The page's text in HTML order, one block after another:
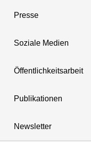
Presse
Soziale Medien
Öffentlichkeitsarbeit
Publikationen
Newsletter